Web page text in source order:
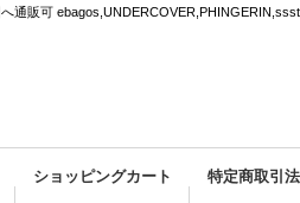
通販可
ショッピングカート 特定商取引